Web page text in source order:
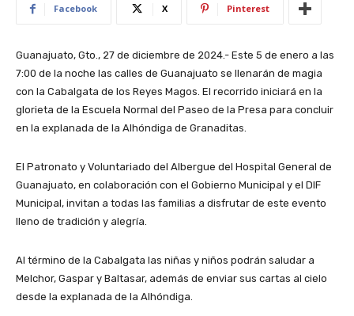
Facebook X Pinterest
Guanajuato, Gto., 27 de diciembre de 2024.- Este 5 de enero a las
7:00 de la noche las calles de Guanajuato se llenarán de magia
con la Cabalgata de los Reyes Magos. El recorrido iniciará en la
glorieta de la Escuela Normal del Paseo de la Presa para concluir
en la explanada de la Alhóndiga de Granaditas.
El Patronato y Voluntariado del Albergue del Hospital General de
Guanajuato, en colaboración con el Gobierno Municipal y el DIF
Municipal, invitan a todas las familias a disfrutar de este evento
lleno de tradición y alegría.
Al término de la Cabalgata las niñas y niños podrán saludar a
Melchor, Gaspar y Baltasar, además de enviar sus cartas al cielo
desde la explanada de la Alhóndiga.